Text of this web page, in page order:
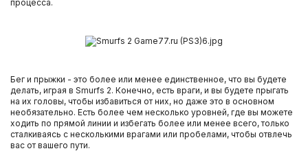
процесса.
Бег и прыжки - это более или менее единственное, что вы будете
делать, играя в Smurfs 2. Конечно, есть враги, и вы будете прыгать
на их головы, чтобы избавиться от них, но даже это в основном
необязательно. Есть более чем несколько уровней, где вы можете
ходить по прямой линии и избегать более или менее всего, только
сталкиваясь с несколькими врагами или пробелами, чтобы отвлечь
вас от вашего пути.